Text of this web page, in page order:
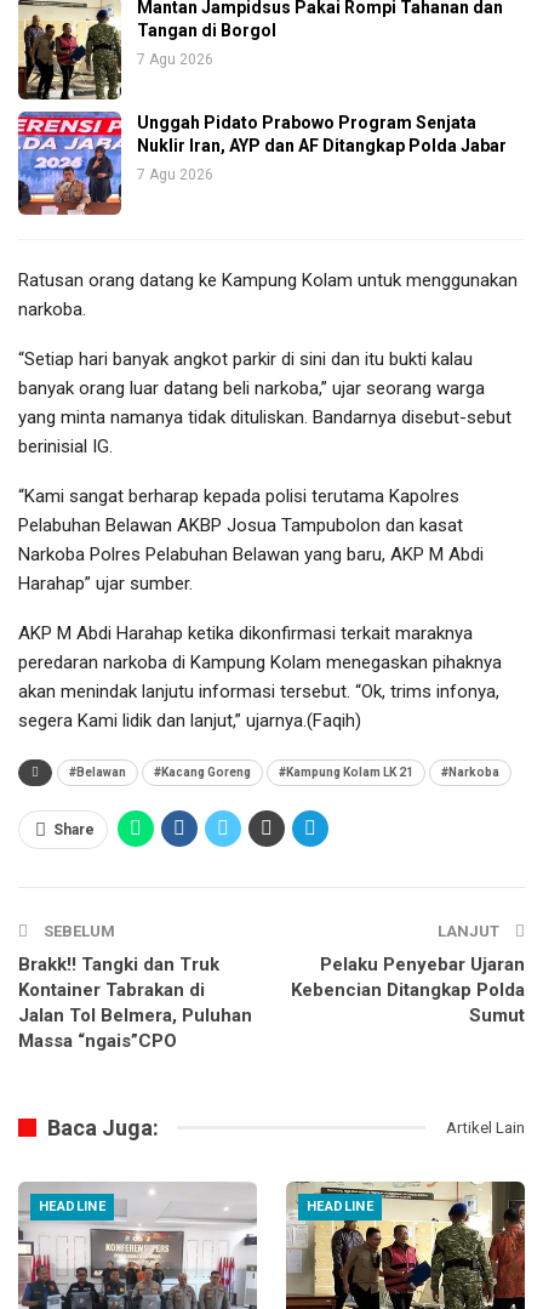
Mantan Jampidsus Pakai Rompi Tahanan dan
Tangan di Borgol
7 Agu 2026
Unggah Pidato Prabowo Program Senjata
Nuklir Iran, AYP dan AF Ditangkap Polda Jabar
7 Agu 2026
Ratusan orang datang ke Kampung Kolam untuk menggunakan
narkoba.
“Setiap hari banyak angkot parkir di sini dan itu bukti kalau
banyak orang luar datang beli narkoba,” ujar seorang warga
yang minta namanya tidak dituliskan. Bandarnya disebut-sebut
berinisial IG.
“Kami sangat berharap kepada polisi terutama Kapolres
Pelabuhan Belawan AKBP Josua Tampubolon dan kasat
Narkoba Polres Pelabuhan Belawan yang baru, AKP M Abdi
Harahap” ujar sumber.
AKP M Abdi Harahap ketika dikonfirmasi terkait maraknya
peredaran narkoba di Kampung Kolam menegaskan pihaknya
akan menindak lanjutu informasi tersebut. “Ok, trims infonya,
segera Kami lidik dan lanjut,” ujarnya.(Faqih)
#Belawan #Kacang Goreng #Kampung Kolam LK 21 #Narkoba
Share
SEBELUM
Brakk!! Tangki dan Truk
Kontainer Tabrakan di
Jalan Tol Belmera, Puluhan
Massa “ngais”CPO
LANJUT
Pelaku Penyebar Ujaran
Kebencian Ditangkap Polda
Sumut
Baca Juga: Artikel Lain
HEADLINE HEADLINE